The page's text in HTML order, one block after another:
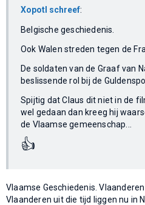
Xopotl schreef:
Belgische geschiedenis.
Ook Walen streden tegen de
De soldaten van de Graaf van
beslissende rol bij de
Spijtig dat Claus dit niet in de
wel gedaan dan kreeg hij
de Vlaamse gemeenschap...
👍
Vlaamse Geschiedenis.
Vlaanderen uit die tijd liggen nu in